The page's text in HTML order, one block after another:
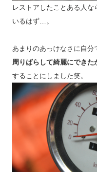
レストアしたことある人
いるはず…。
あまりのあっけなさに自
周りばらして綺麗にできた
することにしました笑。